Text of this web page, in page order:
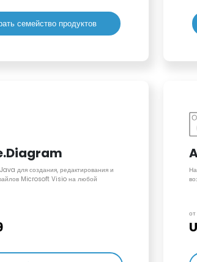
семейство продуктов
для создания, редактирования и
Microsoft Visio на любой
от